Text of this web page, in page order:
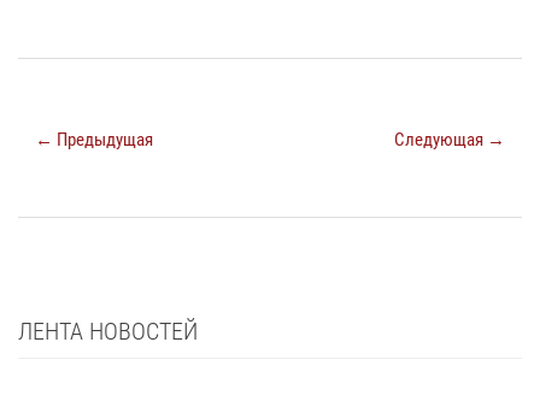
← Предыдущая Следующая →
ЛЕНТА НОВОСТЕЙ